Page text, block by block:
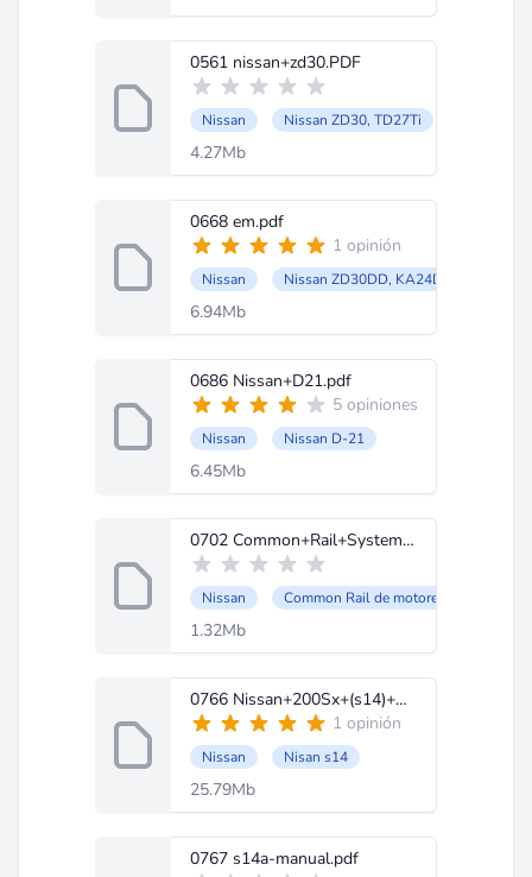
0561 nissan+zd30.PDF
Nissan Nissan ZD30, TD27Ti
4.27Mb
0668 em.pdf
1 opinión
Nissan Nissan ZD30DD, KA24DE
6.94Mb
0686 Nissan+D21.pdf
5 opiniones
Nissan Nissan D-21
6.45Mb
0702 Common+Rail+System+for+NISSAN.PDF
Nissan Common Rail de motores Nissan
1.32Mb
0766 Nissan+200Sx+(s14)+Service+Manual.pdf
1 opinión
Nissan Nisan s14
25.79Mb
0767 s14a-manual.pdf